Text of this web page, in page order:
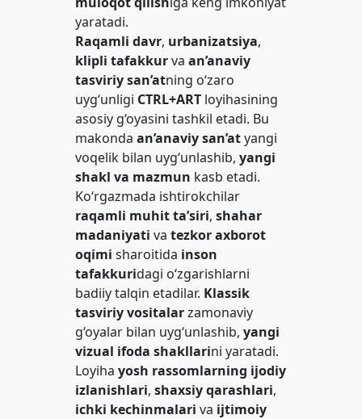
yaratadi.
Raqamli davr, urbanizatsiya,
klipli tafakkurvaan’anaviy
tasviriy san’atning o‘zaro
uyg‘unligi CTRL+ART loyihasining
asosiy g‘oyasini tashkil etadi. Bu
makondaan’anaviy san’atyangi
voqelik bilan uyg‘unlashib,yangi
shakl va mazmun kasb etadi.
Ko‘rgazmada ishtirokchilar
raqamli muhit ta’siri,shahar
madaniyati vatezkor axborot
oqimi sharoitida inson
tafakkuridagi o‘zgarishlarni
badiiy talqin etadilar. Klassik
tasviriy vositalarzamonaviy
g‘oyalar bilan uyg‘unlashib,yangi
vizual ifoda shakllarini yaratadi.
Loyihayosh rassomlarning ijodiy
izlanishlari,shaxsiy qarashlari,
ichki kechinmalari va ijtimoiy